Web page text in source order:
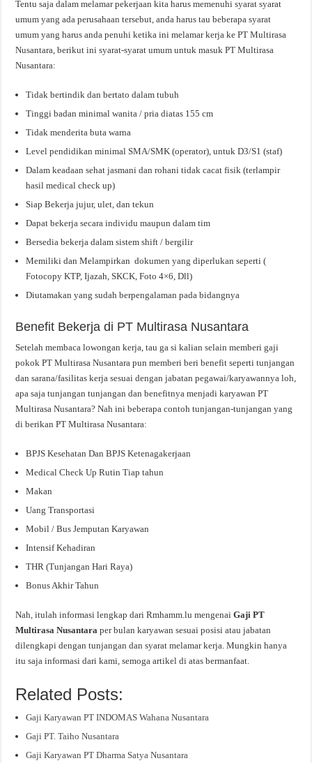
Tentu saja dalam melamar pekerjaan kita harus memenuhi syarat syarat
umum yang ada perusahaan tersebut, anda harus tau beberapa syarat
umum yang harus anda penuhi ketika ini melamar kerja ke PT Multirasa
Nusantara, berikut ini syarat-syarat umum untuk masuk PT Multirasa
Nusantara:
Tidak bertindik dan bertato dalam tubuh
Tinggi badan minimal wanita / pria diatas 155 cm
Tidak menderita buta warna
Level pendidikan minimal SMA/SMK (operator), untuk D3/S1 (staf)
Dalam keadaan sehat jasmani dan rohani tidak cacat fisik (terlampir
hasil medical check up)
Siap Bekerja jujur, ulet, dan tekun
Dapat bekerja secara individu maupun dalam tim
Bersedia bekerja dalam sistem shift / bergilir
Memiliki dan Melampirkan dokumen yang diperlukan seperti (
Fotocopy KTP, Ijazah, SKCK, Foto 4×6, Dll)
Diutamakan yang sudah berpengalaman pada bidangnya
Benefit Bekerja di PT Multirasa Nusantara
Setelah membaca lowongan kerja, tau ga si kalian selain memberi gaji
pokok PT Multirasa Nusantara pun memberi beri benefit seperti tunjangan
dan sarana/fasilitas kerja sesuai dengan jabatan pegawai/karyawannya loh,
apa saja tunjangan tunjangan dan benefitnya menjadi karyawan PT
Multirasa Nusantara? Nah ini beberapa contoh tunjangan-tunjangan yang
di berikan PT Multirasa Nusantara:
BPJS Kesehatan Dan BPJS Ketenagakerjaan
Medical Check Up Rutin Tiap tahun
Makan
Uang Transportasi
Mobil / Bus Jemputan Karyawan
Intensif Kehadiran
THR (Tunjangan Hari Raya)
Bonus Akhir Tahun
Nah, itulah informasi lengkap dari Rmhamm.lu mengenaiGaji PT
Multirasa Nusantaraper bulan karyawan sesuai posisi atau jabatan
dilengkapi dengan tunjangan dan syarat melamar kerja. Mungkin hanya
itu saja informasi dari kami, semoga artikel di atas bermanfaat.
Related Posts:
Gaji Karyawan PT INDOMAS Wahana Nusantara
Gaji PT. Taiho Nusantara
Gaji Karyawan PT Dharma Satya Nusantara